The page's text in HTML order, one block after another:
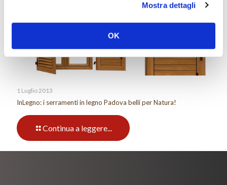
Mostra dettagli
OK
1 Luglio 2013
InLegno: i serramenti in legno Padova belli per Natura!
Continua a leggere...